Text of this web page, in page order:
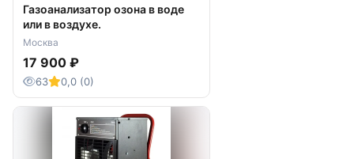
Газоанализатор озона в воде
или в воздухе.
Москва
17 900 ₽
63 0,0 (0)